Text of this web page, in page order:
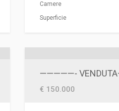
Camere
Superficie
€ 150.000